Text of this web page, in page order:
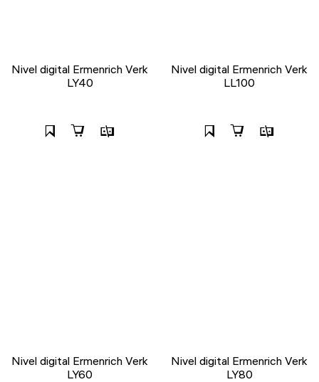
Nivel digital Ermenrich Verk
LY40
Nivel digital Ermenrich Verk
LL100
Nivel digital Ermenrich Verk
LY60
Nivel digital Ermenrich Verk
LY80